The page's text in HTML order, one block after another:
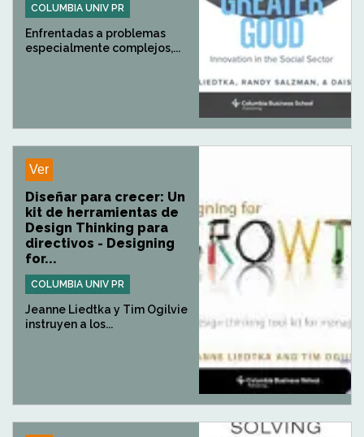
COLUMBIA UNIV PR
Enfrentadas a problemas
especialmente complejos,...
Ver
Diseñar para crecer: Un
kit de herramientas de
Design Thinking para
directivos - Designing
for...
COLUMBIA UNIV PR
Jeanne Liedtka y Tim Ogilvie
instruyen a los...